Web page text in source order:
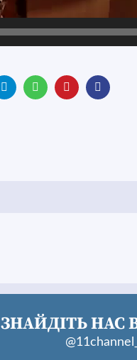
ЗНАЙДІТЬ НАС В